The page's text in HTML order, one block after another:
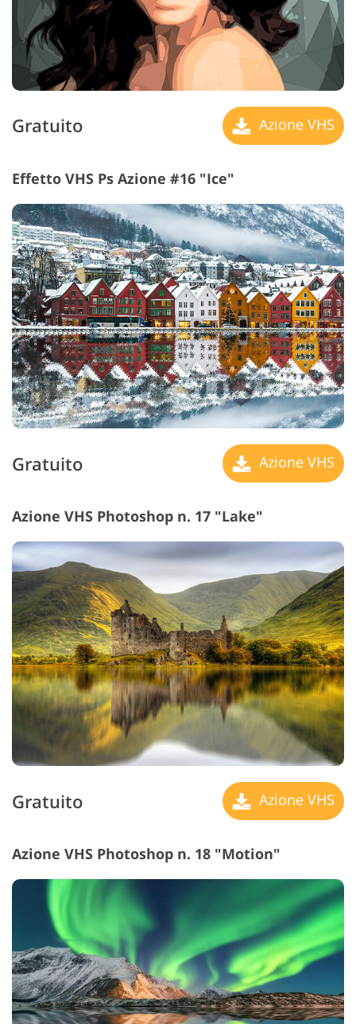
Gratuito Azione VHS
Effetto VHS Ps Azione #16 "Ice"
Gratuito Azione VHS
Azione VHS Photoshop n. 17 "Lake"
Gratuito Azione VHS
Azione VHS Photoshop n. 18 "Motion"